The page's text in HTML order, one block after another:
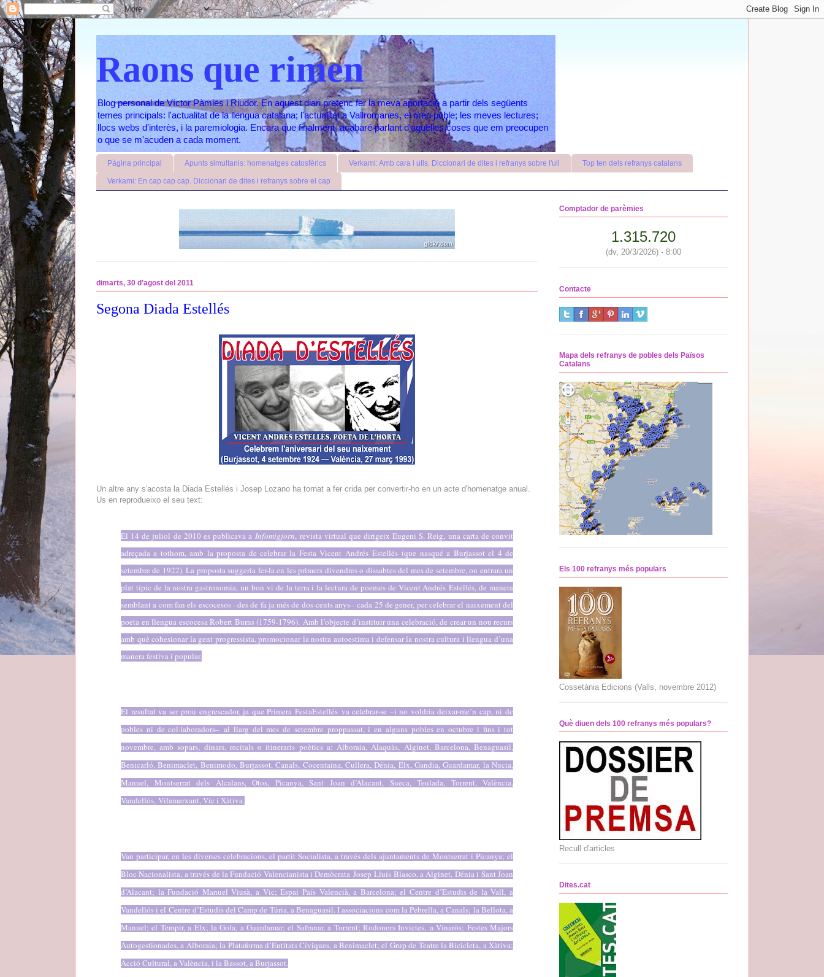
Raons que rimen
Blog personal de Víctor Pàmies i Riudor. En aquest diari pretenc fer la meva aportació a partir dels següents
temes principals: l'actualitat de la llengua catalana; l'actualitat a Vallromanes, el meu poble; les meves lectures;
llocs webs d'interès, i la paremiologia. Encara que finalment, acabaré parlant d'aquelles coses que em preocupen
o que se m'acuden a cada moment.
Pàgina principal Apunts simultanis: homenatges catosfèrics Verkami: Amb cara i ulls. Diccionari de dites i refranys sobre l'ull Top ten dels refranys catalans
Verkami: En cap cap cap. Diccionari de dites i refranys sobre el cap
dimarts, 30 d’agost del 2011
Segona Diada Estellés
Un altre any s'acosta la Diada Estellés i Josep Lozano ha tornat a fer crida per convertir-ho en un acte d'homenatge anual.
Us en reprodueixo el seu text:
El 14 de juliol de 2010 es publicava aInfomigjorn, revista virtual que dirigeix Eugeni S. Reig, una carta de convit
adreçada a tothom, amb la proposta de celebrar la Festa Vicent AndrésEstellés (que nasqué a Burjassot el 4 de
setembre de 1922). La proposta suggeria fer-la en les primers divendres o dissabtes del mes de setembre, on entrara un
plat típic de la nostra gastronomia, un bon vi de la terra i la lectura de poemes de Vicent AndrésEstellés, de manera
semblant a com fan els escocesos –des de fa ja més de dos-cents anys– cada 25 de gener, per celebrar el naixement del
poeta en llengua escocesa Robert Burns (1759-1796). Amb l’objecte d’instituir una celebració, de crear un nou recurs
amb què cohesionar la gent progressista, promocionar la nostra autoestima i defensar la nostra cultura i llengua d’una
manera festiva i popular.
El resultat va ser prou engrescador, ja que Primera FestaEstellés va celebrar-se –i no voldria deixar-me’n cap, ni de
pobles ni de col·laboradors– al llarg del mes de setembre proppassat, i en alguns pobles en octubre i fins i tot
novembre, amb sopars, dinars, recitals o itineraris poètics a: Alboraia, Alaquàs, Alginet, Barcelona, Benaguasil,
Benicarló, Benimaclet, Benimodo, Burjassot, Canals, Cocentaina, Cullera, Dénia, Elx, Gandia, Guardamar, la Nucia,
Manuel, Montserrat dels Alcalans, Otos, Picanya, Sant Joan d’Alacant, Sueca, Teulada, Torrent, València,
Vandellós, Vilamarxant, Vic i Xàtiva.
Van participar, en les diverses celebracions, el partit Socialista, a través dels ajuntaments de Montserrat i Picanya; el
Bloc Nacionalista, a través de la Fundació Valencianista i Demòcrata Josep Lluís Blasco, a Alginet, Dénia i Sant Joan
d’Alacant; la Fundació Manuel Viusà, a Vic; Espai País Valencià, a Barcelona; el Centre d’Estudis de la Vall, a
Vandellós i el Centre d’Estudis del Camp de Túria, a Benaguasil. I associacions com la Pebrella, a Canals; la Bellota, a
Manuel; el Tempir, a Elx; la Gola, a Guardamar; el Safranar, a Torrent; Rodonors Invictes, a Vinaròs; Festes Majors
Autogestionades, a Alboraia; la Plataforma d’Entitats Cíviques, a Benimaclet; el Grup de Teatre la Bicicleta, a Xàtiva;
Acció Cultural, a València, i la Bassot, a Burjassot.
Comptador de parèmies
1.315.720
(dv, 20/3/2026) - 8:00
Contacte
Mapa dels refranys de pobles dels Països
Catalans
Els 100 refranys més populars
Cossetània Edicions (Valls, novembre 2012)
Què diuen dels 100 refranys més populars?
Recull d'articles
Dites.cat